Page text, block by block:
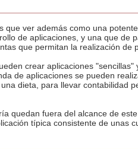
ver además como una
de aplicaciones, y una que de
que permitan la realización de
crear aplicaciones
de aplicaciones se pueden
dieta, para llevar contabilidad
quedan fuera del alcance de
típica consistente de unas